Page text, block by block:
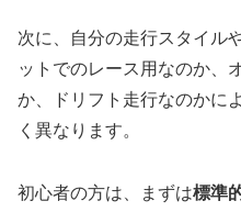
次に、自分の走行スタイル
ットでのレース用なのか、
か、ドリフト走行なのかに
く異なります。
初心者の方は、まずは標準